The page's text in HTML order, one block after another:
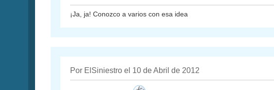
¡Ja, ja! Conozco a varios con esa idea
Por ElSiniestro el 10 de Abril de 2012